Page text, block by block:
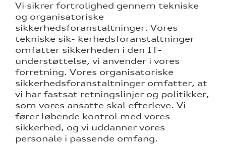
Vi sikrer fortrolighed gennem tekniske
og organisatoriske
sikkerhedsforanstaltninger. Vores
tekniske sik- kerhedsforanstaltninger
omfatter sikkerheden i den IT-
understøttelse, vi anvender i vores
forretning. Vores organisatoriske
sikkerhedsforanstaltninger omfatter, at
vi har fastsat retningslinjer og politikker,
som vores ansatte skal efterleve. Vi
fører løbende kontrol med vores
sikkerhed, og vi uddanner vores
personale i passende omfang.